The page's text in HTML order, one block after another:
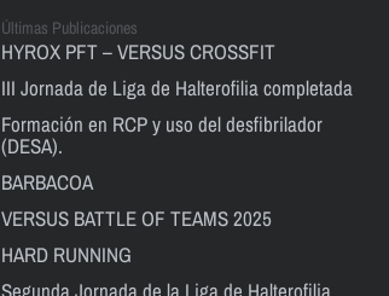
Últimas Publicaciones
HYROX PFT – VERSUS CROSSFIT
III Jornada de Liga de Halterofilia completada
Formación en RCP y uso del desfibrilador
(DESA).
BARBACOA
VERSUS BATTLE OF TEAMS 2025
HARD RUNNING